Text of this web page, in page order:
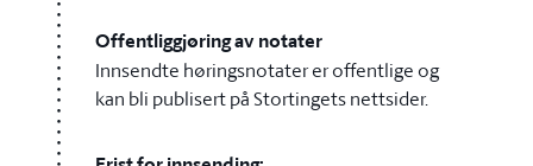
Offentliggjøring av notater
Innsendte høringsnotater er offentlige og
kan bli publisert på Stortingets nettsider.